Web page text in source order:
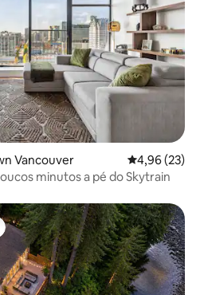
Vancouver 4,96 de uma
4,96 (23)
minutos a pé do Skytrain